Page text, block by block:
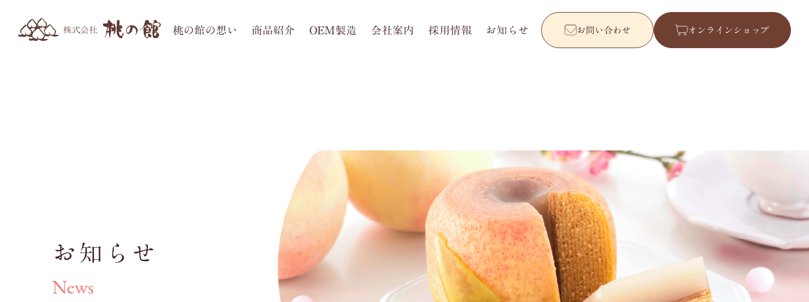
桃の館の想い 商品紹介 OEM製造 会社案内 採用情報 お知らせ お問い合わせ オンラインショップ
お知らせ
News